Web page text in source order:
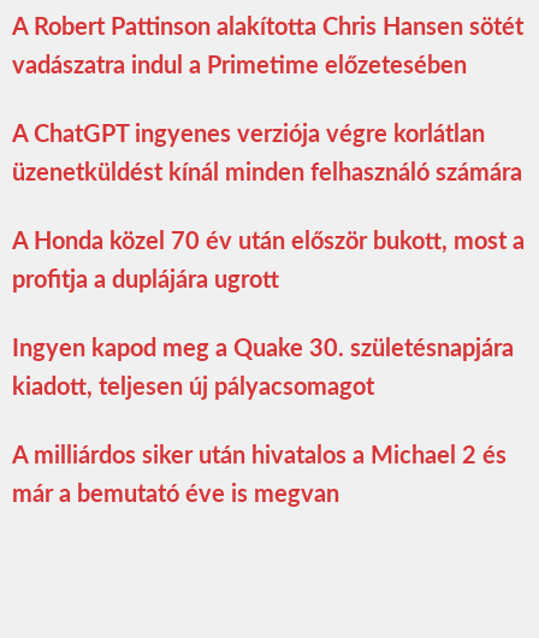
A Robert Pattinson alakította Chris Hansen sötét
vadászatra indul a Primetime előzetesében
A ChatGPT ingyenes verziója végre korlátlan
üzenetküldést kínál minden felhasználó számára
A Honda közel 70 év után először bukott, most a
profitja a duplájára ugrott
Ingyen kapod meg a Quake 30. születésnapjára
kiadott, teljesen új pályacsomagot
A milliárdos siker után hivatalos a Michael 2 és
már a bemutató éve is megvan